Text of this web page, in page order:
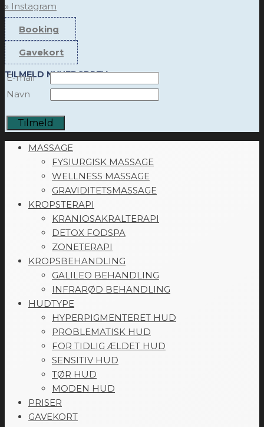
» Instagram
Booking
Gavekort
TILMELD NYHEDSBREV
E-mail
Navn
MASSAGE
FYSIURGISK MASSAGE
WELLNESS MASSAGE
GRAVIDITETSMASSAGE
KROPSTERAPI
KRANIOSAKRALTERAPI
DETOX FODSPA
ZONETERAPI
KROPSBEHANDLING
GALILEO BEHANDLING
INFRARØD BEHANDLING
HUDTYPE
HYPERPIGMENTERET HUD
PROBLEMATISK HUD
FOR TIDLIG ÆLDET HUD
SENSITIV HUD
TØR HUD
MODEN HUD
PRISER
GAVEKORT